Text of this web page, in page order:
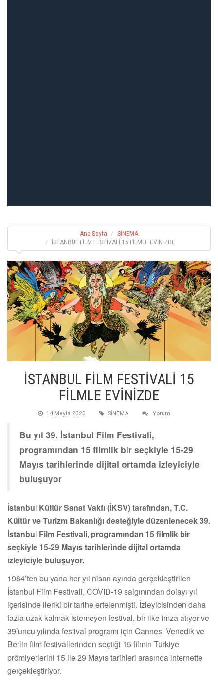
Ana Sayfa
SİNEMA
İSTANBUL FİLM FESTİVALİ 15 FİLMLE EVİNİZDE
İSTANBUL FİLM FESTİVALİ 15
FİLMLE EVİNİZDE
14 Mayis 2020 SİNEMA Yorum
Bu yıl 39. İstanbul Film Festivali,
programından 15 filmlik bir seçkiyle 15-29
Mayıs tarihlerinde dijital ortamda izleyiciyle
buluşuyor
İstanbul Kültür Sanat Vakfı (İKSV) tarafından, T.C.
Kültür ve Turizm Bakanlığı desteğiyle düzenlenecek 39.
İstanbul Film Festivali, programından 15 filmlik bir
seçkiyle 15-29 Mayıs tarihlerinde dijital ortamda
izleyiciyle buluşuyor.
1984’ten bu yana her yıl nisan ayında gerçekleştirilen
İstanbul Film Festivali, COVID-19 salgınından dolayı yıl
içerisinde ileriki bir tarihe ertelenmişti. İzleyicisinden daha
fazla uzak kalmak istemeyen festival, bir ilke imza atıyor ve
39’uncu yılında festival programı için Cannes, Venedik ve
Berlin film festivallerinden seçtiği 15 filmin Türkiye
prömiyerlerini 15 ile 29 Mayıs tarihleri arasında internette
gerçekleştiriyor.